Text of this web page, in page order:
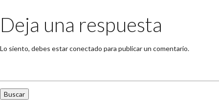
Deja una respuesta
Lo siento, debes estarconectado para publicar un comentario.